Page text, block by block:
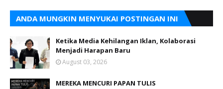
ANDA MUNGKIN MENYUKAI POSTINGAN INI
Ketika Media Kehilangan Iklan, Kolaborasi
Menjadi Harapan Baru
August 03, 2026
MEREKA MENCURI PAPAN TULIS